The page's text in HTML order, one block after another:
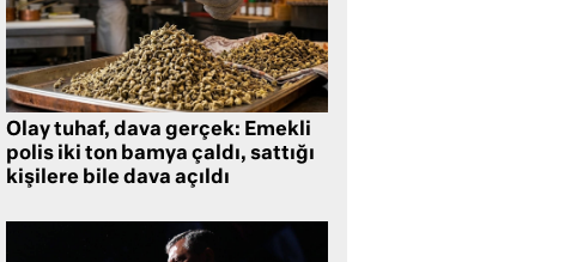
Olay tuhaf, dava gerçek: Emekli
polis iki ton bamya çaldı, sattığı
kişilere bile dava açıldı